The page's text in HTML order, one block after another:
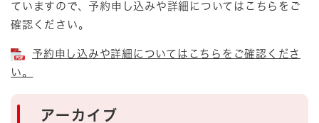
ていますので、予約申し込みや詳細についてはこちらをご
確認ください。
予約申し込みや詳細についてはこちらをご確認くださ
い。
アーカイブ